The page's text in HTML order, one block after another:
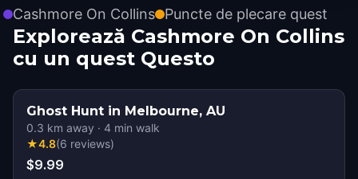
Cashmore On Collins Puncte de plecare quest
Explorează Cashmore On Collins
cu un quest Questo
Ghost Hunt in Melbourne, AU
0.3 km away · 4 min walk
★4.8(6 reviews)
$9.99